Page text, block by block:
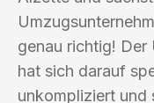
genau richtig! Der
hat sich darauf
unkompliziert und